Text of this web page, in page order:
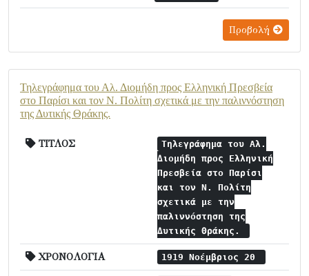
Προβολή
Τηλεγράφημα του Αλ. Διομήδη προς Ελληνική Πρεσβεία
στο Παρίσι και τον Ν. Πολίτη σχετικά με την παλιννόστηση
της Δυτικής Θράκης.
ΤΙΤΛΟΣ
Τηλεγράφημα του Αλ.
Διομήδη προς Ελληνική
Πρεσβεία στο Παρίσι
και τον Ν. Πολίτη
σχετικά με την
παλιννόστηση της
Δυτικής Θράκης.
ΧΡΟΝΟΛΟΓΙΑ 1919 Νοέμβριος 20